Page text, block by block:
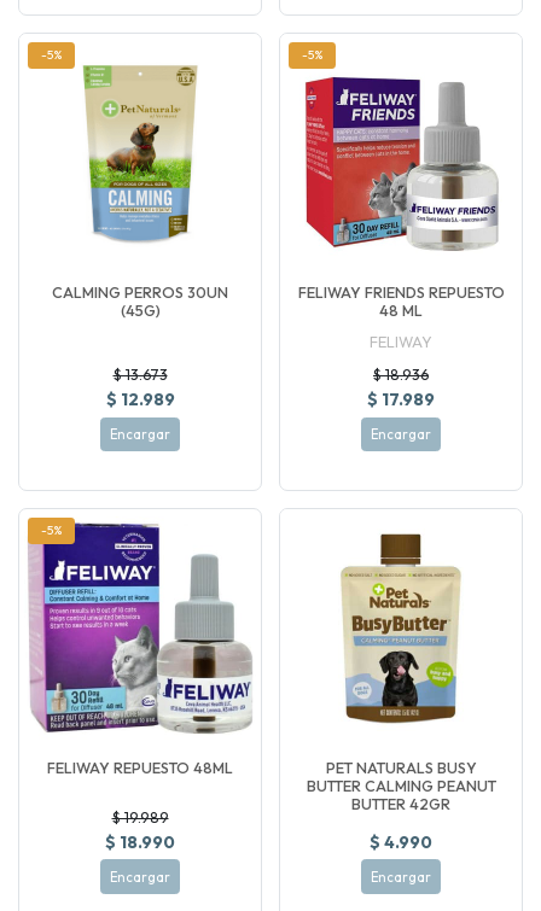
-5%
CALMING PERROS 30UN
(45G)
$ 13.673
$ 12.989
Encargar
-5%
FELIWAY FRIENDS REPUESTO
48 ML
FELIWAY
$ 18.936
$ 17.989
Encargar
-5%
FELIWAY REPUESTO 48ML
$ 19.989
$ 18.990
Encargar
PET NATURALS BUSY
BUTTER CALMING PEANUT
BUTTER 42GR
$ 4.990
Encargar